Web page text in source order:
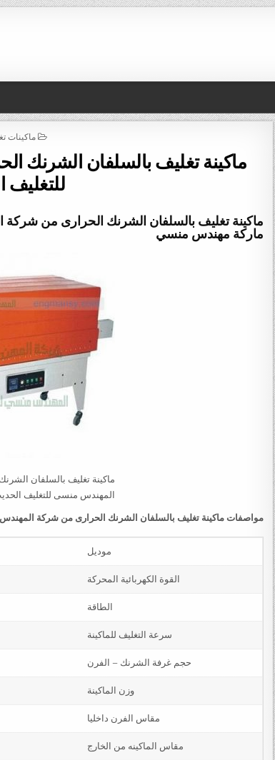
POSTED
ماكينات
ماكينة تغليف بالسلفان
للتغليف
ماركة مهندس منسي
ماكينة تغليف بالسلفان
المهندس منسى للتغليف
مواصفات ماكينة تغليف بالسلفان الشرنك الحرارى من شركة
موديل
القوة الكهربائية المحركة
الطاقة
سرعة التغليف للماكينة
حجم غرفة الشرنك – الفرن
وزن الماكينة
مقاس الفرن داخليا
مقاس الماكينه من الخارج